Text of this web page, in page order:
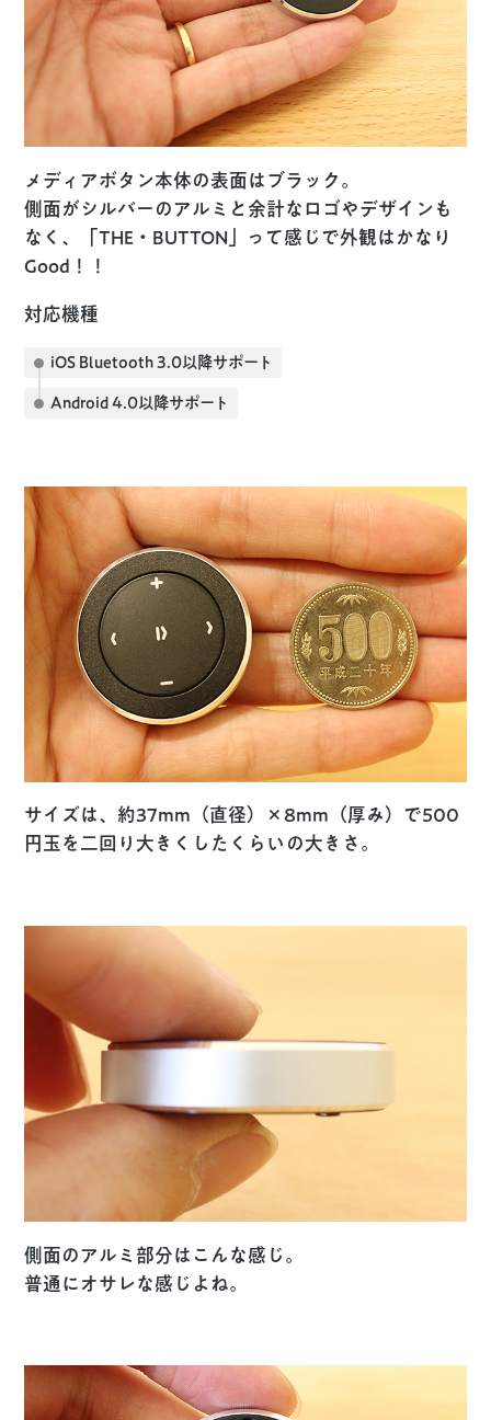
メディアボタン本体の表面はブラック。
側面がシルバーのアルミと余計なロゴやデザインも
なく、「THE・BUTTON」って感じで外観はかなり
Good！！
対応機種
iOS Bluetooth 3.0以降サポート
Android 4.0以降サポート
サイズは、約37mm（直径）×8mm（厚み）で500
円玉を二回り大きくしたくらいの大きさ。
側面のアルミ部分はこんな感じ。
普通にオサレな感じよね。